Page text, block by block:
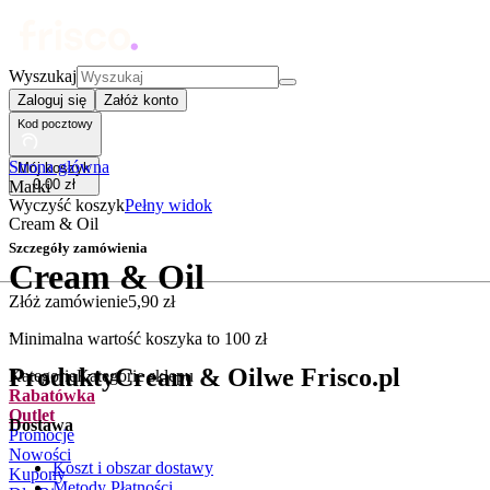
Wyszukaj
Zaloguj się Załóż konto
Kod pocztowy
Mój koszyk
0,00 zł
Wyczyść koszykPełny widok
Szczegóły zamówienia
Złóż zamówienie5,90 zł
Minimalna wartość koszyka to 100 zł
KategorieKategorie sklepu
Rabatówka
Outlet
Promocje
Nowości
Kupony
Strona główna
Marki
Cream & Oil
Cream & Oil
.
ProduktyCream & Oilwe Frisco.pl
Dostawa
Koszt i obszar dostawy